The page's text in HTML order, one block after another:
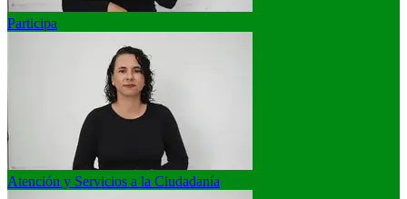
Participa
Atención y Servicios a la Ciudadanía